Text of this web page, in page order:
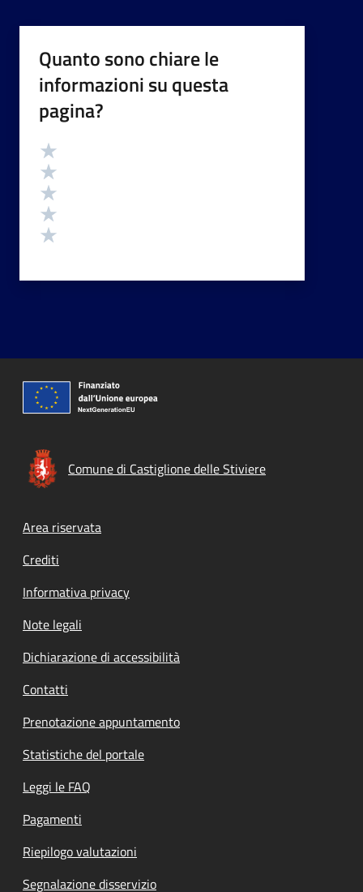
Quanto sono chiare le
informazioni su questa
pagina?
Valutazione
Comune di Castiglione delle Stiviere
Footer menu
Area riservata
Crediti
Informativa privacy
Note legali
Dichiarazione di accessibilità
Contatti
Prenotazione appuntamento
Statistiche del portale
Leggi le FAQ
Pagamenti
Riepilogo valutazioni
Segnalazione disservizio